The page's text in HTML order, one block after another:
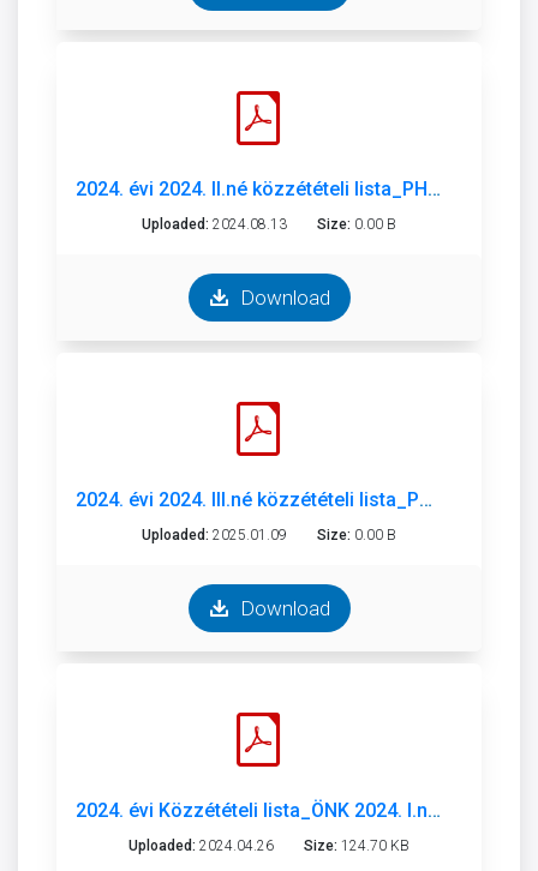
2024. évi 2024. II.né közzétételi lista_PH.pdf
Uploaded: 2024.08.13 Size: 0.00 B
Download
2024. évi 2024. III.né közzétételi lista_PH.pdf
Uploaded: 2025.01.09 Size: 0.00 B
Download
2024. évi Közzétételi lista_ÖNK 2024. I.né..pdf
Uploaded: 2024.04.26 Size: 124.70 KB